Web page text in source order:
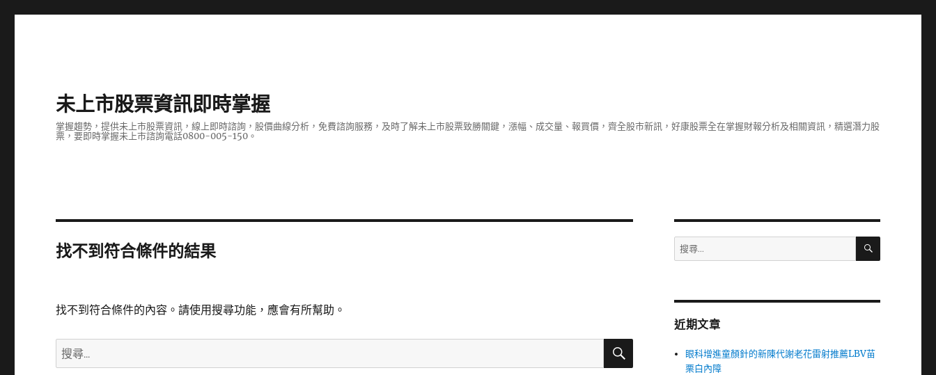
未上市股票資訊即時掌握
掌握趨勢，提供未上市股票資訊，線上即時諮詢，股價曲線分析，免費諮詢服務，及時了解未上市股票致勝關鍵，漲幅、成交量、報買價，齊全股市新訊，好康股票全在掌握財報分析及相關資訊，精選潛力股
票，要即時掌握未上市諮詢電話0800-005-150。
找不到符合條件的結果
找不到符合條件的內容。請使用搜尋功能，應會有所幫助。
搜
尋
搜
搜
尋
字:
搜
近期文章
眼科增進童顏針的新陳代謝老花雷射推薦LBV苗
栗白內障